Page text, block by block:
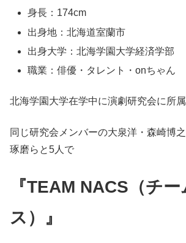
身長：174cm
出身地：北海道室蘭市
出身大学：北海学園大学経済学部
職業：俳優・タレント・onちゃん
北海学園大学在学中に演劇研究会に所属
同じ研究会メンバーの大泉洋・森崎博
琢磨らと5人で
『TEAM NACS（チ
ス）』